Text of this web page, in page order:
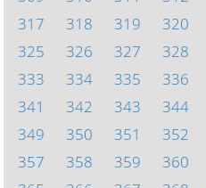
317
318 319 320
325
326 327 328
333
334 335 336
341
342 343 344
349
350 351 352
357
358 359 360